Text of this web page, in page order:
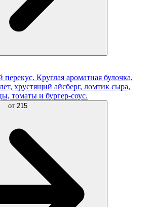
Круглая ароматная булочка,
хрустящий айсберг, ломтик сыра,
томаты и бургер-соус.
от 215